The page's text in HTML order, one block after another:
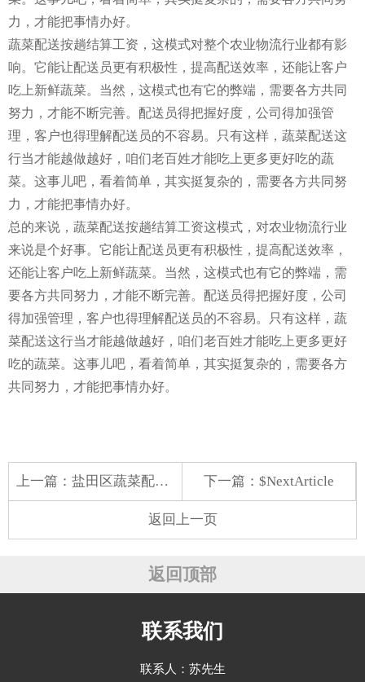
力，才能把事情办好。
蔬菜配送按趟结算工资，这模式对整个农业物流行业都有影
响。它能让配送员更有积极性，提高配送效率，还能让客户
吃上新鲜蔬菜。当然，这模式也有它的弊端，需要各方共同
努力，才能不断完善。配送员得把握好度，公司得加强管
理，客户也得理解配送员的不容易。只有这样，蔬菜配送这
行当才能越做越好，咱们老百姓才能吃上更多更好吃的蔬
菜。这事儿吧，看着简单，其实挺复杂的，需要各方共同努
力，才能把事情办好。
总的来说，蔬菜配送按趟结算工资这模式，对农业物流行业
来说是个好事。它能让配送员更有积极性，提高配送效率，
还能让客户吃上新鲜蔬菜。当然，这模式也有它的弊端，需
要各方共同努力，才能不断完善。配送员得把握好度，公司
得加强管理，客户也得理解配送员的不容易。只有这样，蔬
菜配送这行当才能越做越好，咱们老百姓才能吃上更多更好
吃的蔬菜。这事儿吧，看着简单，其实挺复杂的，需要各方
共同努力，才能把事情办好。
上一篇： 盐田区蔬菜配送价格 下一篇：$NextArticle
返回上一页
返回顶部
联系我们
联系人：苏先生